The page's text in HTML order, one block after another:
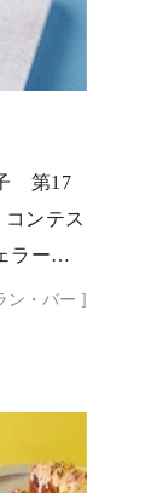
第17
ンテス
ラート
ン・バー ]